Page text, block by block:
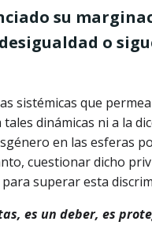
su
o
sistémicas que
dinámicas ni a la
en las esferas
cuestionar dicho
superar esta
es un deber, es